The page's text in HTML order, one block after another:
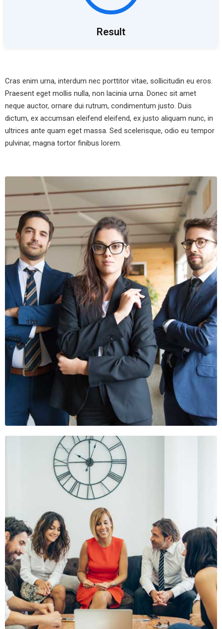
Result
Cras enim urna, interdum nec porttitor vitae, sollicitudin eu eros.
Praesent eget mollis nulla, non lacinia urna. Donec sit amet
neque auctor, ornare dui rutrum, condimentum justo. Duis
dictum, ex accumsan eleifend eleifend, ex justo aliquam nunc, in
ultrices ante quam eget massa. Sed scelerisque, odio eu tempor
pulvinar, magna tortor finibus lorem.